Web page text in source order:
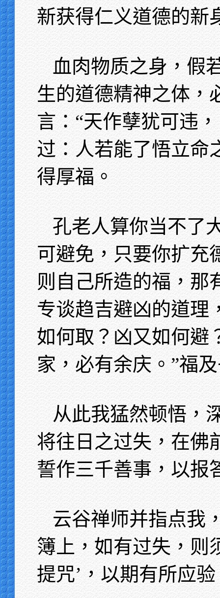
新获得仁义道德的新
血肉物质之身，假
生的道德精神之体，
言：“天作孽犹可违
过：人若能了悟立命
得厚福。
孔老人算你当不了
可避免，只要你扩充
则自己所造的福，那
专谈趋吉避凶的道理
如何取？凶又如何避
家，必有余庆。”福
从此我猛然顿悟，
将往日之过失，在佛
誓作三千善事，以报
云谷禅师并指点我
簿上，如有过失，则
提咒’，以期有所应